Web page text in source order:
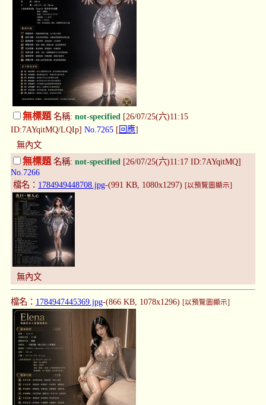
無標題名稱: not-specified [26/07/25(六)11:15
ID:7AYqitMQ/LQIp] No.7265 [ 回應]
無內文
無標題名稱: not-specified [26/07/25(六)11:17 ID:7AYqitMQ]
No.7266
檔名： 1784949448708.jpg-(991 KB, 1080x1297) [以預覽圖顯示]
無內文
檔名： 1784947445369.jpg-(866 KB, 1078x1296) [以預覽圖顯示]